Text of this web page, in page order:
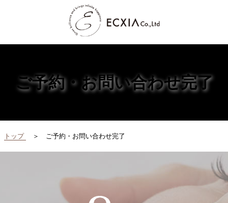
ご予約・お問い合わせ完了
トップ ご予約・お問い合わせ完了